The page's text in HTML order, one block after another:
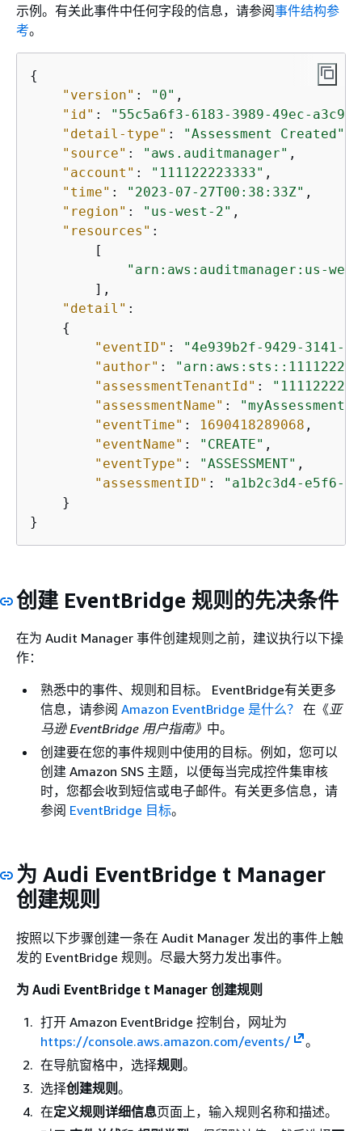
示例。有关此事件中任何字段的信息，请参阅事件结构参
考。
{
"version" : "0" ,
"id" :
"55c5a6f3-6183-3989-49ec-
"detail-type" : "Assessment Created"
"source" : "aws.auditmanager" ,
"account" : "111122223333" ,
"time" : "2023-07-27T00:38:33Z" ,
"region" : "us-west-2" ,
"resources" :
        [
"arn:aws:auditmanager:us-
        ],
"detail" :
{
"eventID" :
"4e939b2f-9429-3141-
"author" :
"assessmentTenantId" :
"assessmentName" : "myAssessment"
"eventTime" : 1690418289068 ,
"eventName" : "CREATE" ,
"eventType" : "ASSESSMENT" ,
"assessmentID" :
"a1b2c3d4-e5f6-
    }
}
创建 EventBridge 规则的先决条件
在为 Audit Manager 事件创建规则之前，建议执行以下操
作：
熟悉中的事件、规则和目标。 EventBridge有关更多
信息，请参阅 Amazon EventBridge 是什么？ 在《亚
马逊 EventBridge 用户指南》 中。
创建要在您的事件规则中使用的目标。例如，您可以
创建 Amazon SNS 主题，以便每当完成控件集审核
时，您都会收到短信或电子邮件。有关更多信息，请
参阅 EventBridge 目标。
为 Audi EventBridge t Manager
创建规则
按照以下步骤创建一条在 Audit Manager 发出的事件上触
发的 EventBridge 规则。尽最大努力发出事件。
为 Audi EventBridge t Manager 创建规则
打开 Amazon EventBridge 控制台，网址为
https://console.aws.amazon.com/events/
。
在导航窗格中，选择规则。
选择创建规则。
在定义规则详细信息页面上，输入规则名称和描述。